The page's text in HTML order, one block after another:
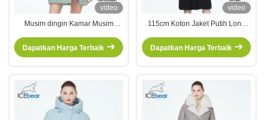
video
Musim dingin Kamar Musim
Jaket Nyaman Panas Untuk
Musim Dingin
Dapatkan Harga Terbaik
video
115cm Koton Jaket Putih Long
Dengan Hood
Dapatkan Harga Terbaik